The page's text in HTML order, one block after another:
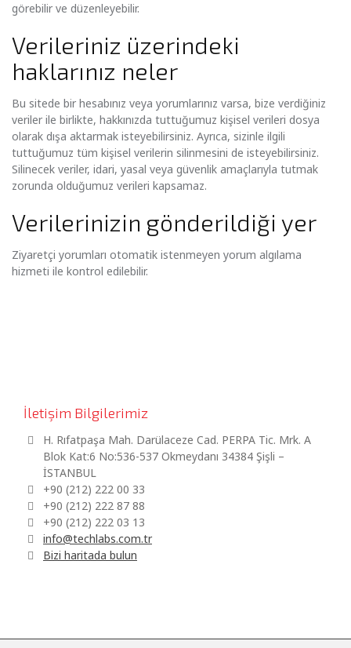
görebilir ve düzenleyebilir.
Verileriniz üzerindeki
haklarınız neler
Bu sitede bir hesabınız veya yorumlarınız varsa, bize verdiğiniz
veriler ile birlikte, hakkınızda tuttuğumuz kişisel verileri dosya
olarak dışa aktarmak isteyebilirsiniz. Ayrıca, sizinle ilgili
tuttuğumuz tüm kişisel verilerin silinmesini de isteyebilirsiniz.
Silinecek veriler, idari, yasal veya güvenlik amaçlarıyla tutmak
zorunda olduğumuz verileri kapsamaz.
Verilerinizin gönderildiği yer
Ziyaretçi yorumları otomatik istenmeyen yorum algılama
hizmeti ile kontrol edilebilir.
İletişim Bilgilerimiz
H. Rıfatpaşa Mah. Darülaceze Cad. PERPA Tic. Mrk. A
Blok Kat:6 No:536-537 Okmeydanı 34384 Şişli –
İSTANBUL
+90 (212) 222 00 33
+90 (212) 222 87 88
+90 (212) 222 03 13
info@techlabs.com.tr
Bizi haritada bulun